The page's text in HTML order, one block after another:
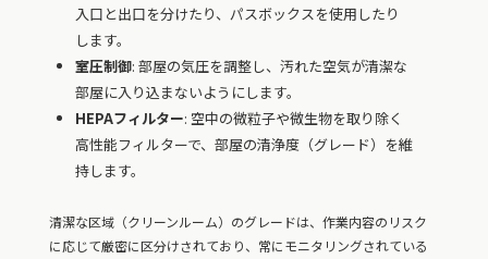
入口と出口を分けたり、パスボックスを使用したり
します。
室圧制御: 部屋の気圧を調整し、汚れた空気が清潔な
部屋に入り込まないようにします。
HEPAフィルター: 空中の微粒子や微生物を取り除く
高性能フィルターで、部屋の清浄度（グレード）を維
持します。
清潔な区域（クリーンルーム）のグレードは、作業内容のリスク
に応じて厳密に区分けされており、常にモニタリングされている